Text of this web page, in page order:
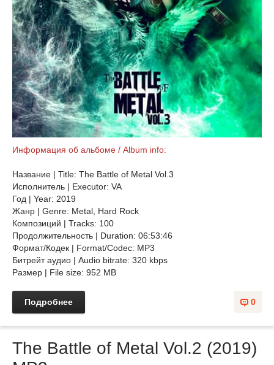
Информация об альбоме / Album info:
Название | Title: The Battle of Metal Vol.3
Исполнитель | Executor: VA
Год | Year: 2019
Жанр | Genre: Metal, Hard Rock
Композиций | Tracks: 100
Продолжительность | Duration: 06:53:46
Формат/Кодек | Format/Codec: MP3
Битрейт аудио | Audio bitrate: 320 kbps
Размер | File size: 952 MB
0
Подробнее
The Battle of Metal Vol.2 (2019)